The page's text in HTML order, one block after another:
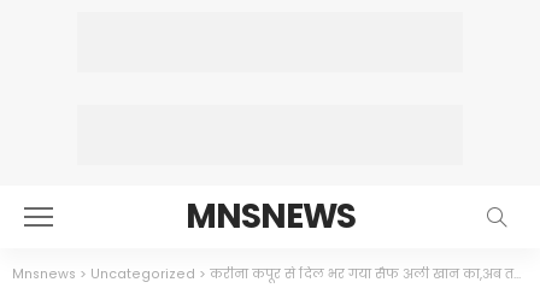
MNSNEWS
Mnsnews > Uncategorized > करीना कपूर से दिल भर गया सैफ अली खान का,अब तलाक